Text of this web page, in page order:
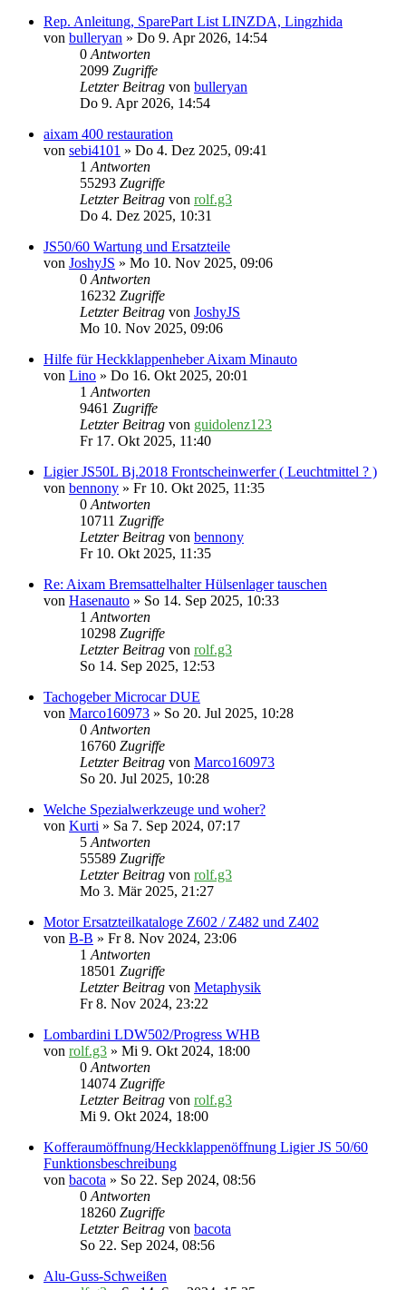
Rep. Anleitung, SparePart List LINZDA, Lingzhida
von bulleryan » Do 9. Apr 2026, 14:54
0Antworten
2099 Zugriffe
Letzter Beitrag von bulleryan
Do 9. Apr 2026, 14:54
aixam 400 restauration
von sebi4101 » Do 4. Dez 2025, 09:41
1Antworten
55293 Zugriffe
Letzter Beitrag von rolf.g3
Do 4. Dez 2025, 10:31
JS50/60 Wartung und Ersatzteile
von JoshyJS » Mo 10. Nov 2025, 09:06
0Antworten
16232 Zugriffe
Letzter Beitrag von JoshyJS
Mo 10. Nov 2025, 09:06
Hilfe für Heckklappenheber Aixam Minauto
von Lino » Do 16. Okt 2025, 20:01
1Antworten
9461 Zugriffe
Letzter Beitrag von guidolenz123
Fr 17. Okt 2025, 11:40
Ligier JS50L Bj.2018 Frontscheinwerfer ( Leuchtmittel ? )
von bennony » Fr 10. Okt 2025, 11:35
0Antworten
10711 Zugriffe
Letzter Beitrag von bennony
Fr 10. Okt 2025, 11:35
Re: Aixam Bremsattelhalter Hülsenlager tauschen
von Hasenauto » So 14. Sep 2025, 10:33
1Antworten
10298 Zugriffe
Letzter Beitrag von rolf.g3
So 14. Sep 2025, 12:53
Tachogeber Microcar DUE
von Marco160973 » So 20. Jul 2025, 10:28
0Antworten
16760 Zugriffe
Letzter Beitrag von Marco160973
So 20. Jul 2025, 10:28
Welche Spezialwerkzeuge und woher?
von Kurti » Sa 7. Sep 2024, 07:17
5Antworten
55589 Zugriffe
Letzter Beitrag von rolf.g3
Mo 3. Mär 2025, 21:27
Motor Ersatzteilkataloge Z602 / Z482 und Z402
von B-B » Fr 8. Nov 2024, 23:06
1Antworten
18501 Zugriffe
Letzter Beitrag von Metaphysik
Fr 8. Nov 2024, 23:22
Lombardini LDW502/Progress WHB
von rolf.g3 » Mi 9. Okt 2024, 18:00
0Antworten
14074 Zugriffe
Letzter Beitrag von rolf.g3
Mi 9. Okt 2024, 18:00
Kofferaumöffnung/Heckklappenöffnung Ligier JS 50/60
Funktionsbeschreibung
von bacota » So 22. Sep 2024, 08:56
0Antworten
18260 Zugriffe
Letzter Beitrag von bacota
So 22. Sep 2024, 08:56
Alu-Guss-Schweißen